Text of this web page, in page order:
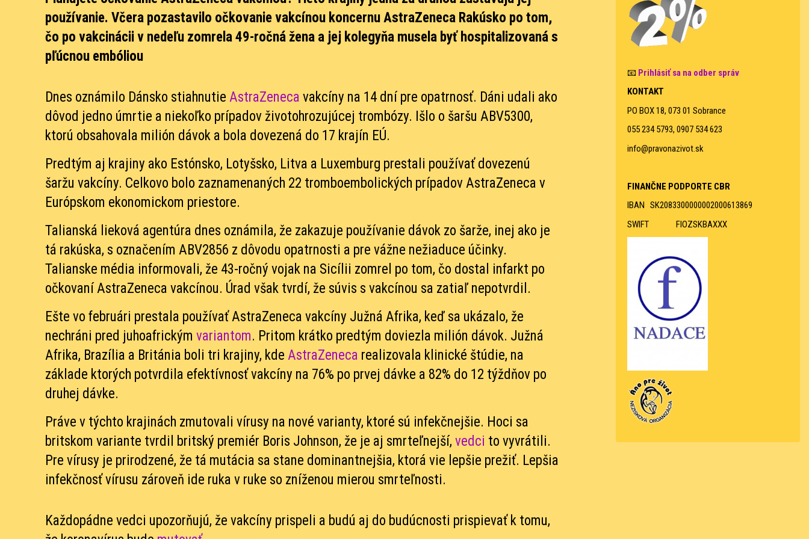
používanie. Včera pozastavilo očkovanie vakcínou koncernu AstraZeneca Rakúsko po tom,
čo po vakcinácii v nedeľu zomrela 49-ročná žena a jej kolegyňa musela byť hospitalizovaná s
pľúcnou embóliou
Dnes oznámilo Dánsko stiahnutie AstraZeneca vakcíny na 14 dní pre opatrnosť. Dáni udali ako
dôvod jedno úmrtie a niekoľko prípadov životohrozujúcej trombózy. Išlo o šaršu ABV5300,
ktorú obsahovala milión dávok a bola dovezená do 17 krajín EÚ.
Predtým aj krajiny ako Estónsko, Lotyšsko, Litva a Luxemburg prestali používať dovezenú
šaržu vakcíny. Celkovo bolo zaznamenaných 22 tromboembolických prípadov AstraZeneca v
Európskom ekonomickom priestore.
Talianská lieková agentúra dnes oznámila, že zakazuje používanie dávok zo šarže, inej ako je
tá rakúska, s označením ABV2856 z dôvodu opatrnosti a pre vážne nežiaduce účinky.
Talianske média informovali, že 43-ročný vojak na Sicílii zomrel po tom, čo dostal infarkt po
očkovaní AstraZeneca vakcínou. Úrad však tvrdí, že súvis s vakcínou sa zatiaľ nepotvrdil.
Ešte vo februári prestala používať AstraZeneca vakcíny Južná Afrika, keď sa ukázalo, že
nechráni pred juhoafrickým variantom. Pritom krátko predtým doviezla milión dávok. Južná
Afrika, Brazília a Británia boli tri krajiny, kde AstraZeneca realizovala klinické štúdie, na
základe ktorých potvrdila efektívnosť vakcíny na 76% po prvej dávke a 82% do 12 týždňov po
druhej dávke.
Práve v týchto krajinách zmutovali vírusy na nové varianty, ktoré sú infekčnejšie. Hoci sa
britskom variante tvrdil britský premiér Boris Johnson, že je aj smrteľnejší, vedci to vyvrátili.
Pre vírusy je prirodzené, že tá mutácia sa stane dominantnejšia, ktorá vie lepšie prežiť. Lepšia
infekčnosť vírusu zároveň ide ruka v ruke so zníženou mierou smrteľnosti.
Každopádne vedci upozorňujú, že vakcíny prispeli a budú aj do budúcnosti prispievať k tomu,
📧 Prihlásiť sa na odber správ
KONTAKT
PO BOX 18, 073 01 Sobrance
055 234 5793, 0907 534 623
info@pravonazivot.sk
FINANČNE PODPORTE CBR
IBAN SK2083300000002000613869
SWIFT FIOZSKBAXXX